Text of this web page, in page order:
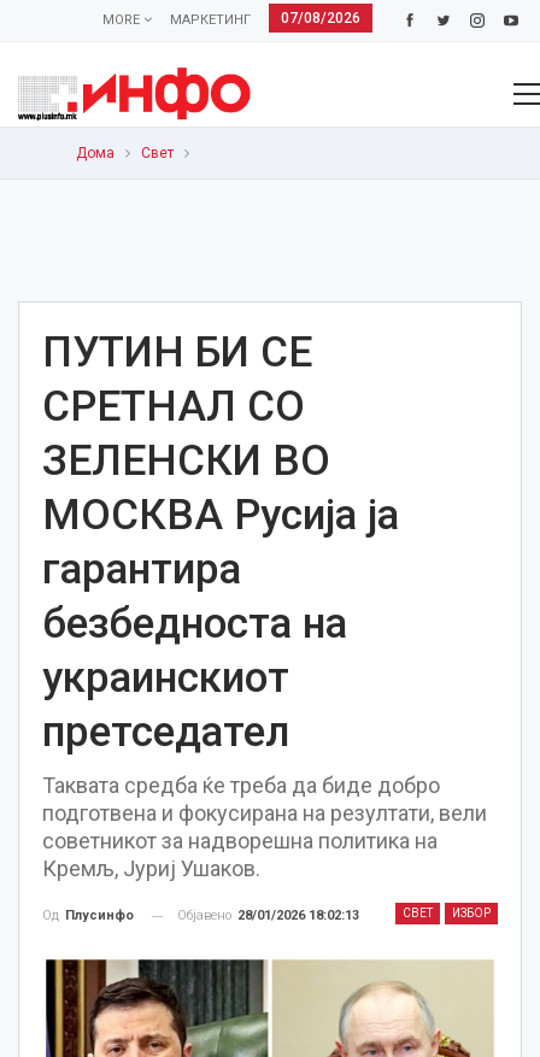
07/08/2026
МАРКЕТИНГ
MORE
Дома Свет
ПУТИН БИ СЕ
СРЕТНАЛ СО
ЗЕЛЕНСКИ ВО
МОСКВА Русија ја
гарантира
безбедноста на
украинскиот
претседател
Таквата средба ќе треба да биде добро
подготвена и фокусирана на резултати, вели
советникот за надворешна политика на
Кремљ, Јуриј Ушаков.
СВЕТ ИЗБОР
Од Плусинфо Објавено 28/01/2026 18:02:13